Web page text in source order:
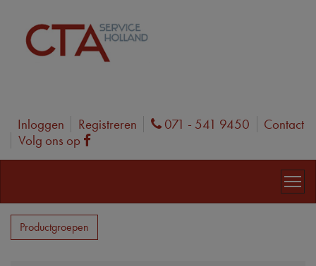
Inloggen Registreren Phone
071 - 541 9450
Contact
Volg ons op
Facebook
Productgroepen